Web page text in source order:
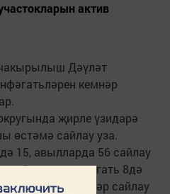
актив
Дәүләт
кемнәр
җирле үзидарә
өстәмә сайлау уза.
15, авылларда 56 сайлау
Алар кичке сәгать 8дә
өлкән яшьтәгеләр сайлау